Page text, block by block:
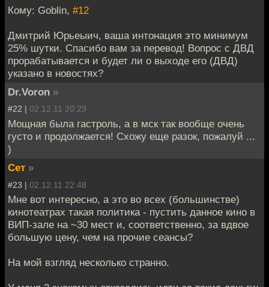
Кому: Goblin, #12
Дмитрий Юрьеыич, ваша интонация это минимум
25% шутки. Спасибо вам за перевод! Вопрос с ДВД
прорабатывается и будет ли о выходе его (ДВД)
указано в новостях?
Dr.Voron »
#22 | 02.12.11 20:29
Мощная была гастроль, а в мск так вообще очень
густо и продолжается! Схожу еще разок, пожалуй ...
)
Сет »
#23 | 02.12.11 22:48
Мне вот интересно, а это во всех (большинстве)
кинотеатрах такая политика - пустить данное кино в
ВИП-зале на ~30 мест и, соответственно, за вдвое
большую цену, чем на прочие сеансы?
На мой взгляд несколько странно.